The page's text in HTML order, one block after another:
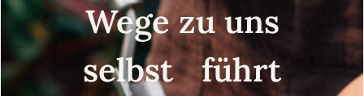
Wege zu uns
selbst führt